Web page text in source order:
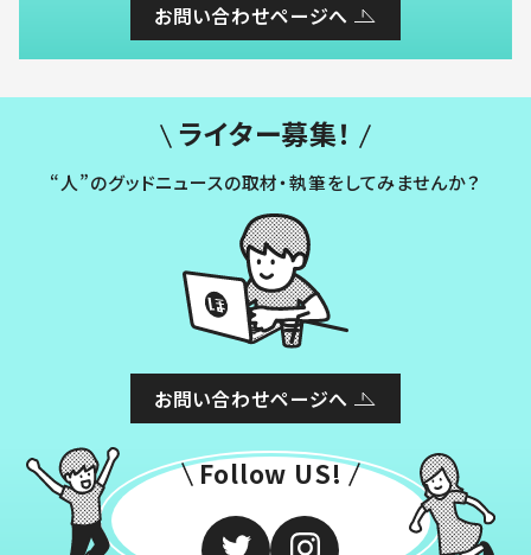
お問い合わせページへ
ライター募集！
“人”のグッドニュースの取材・執筆をしてみませんか？
お問い合わせページへ
Follow US!